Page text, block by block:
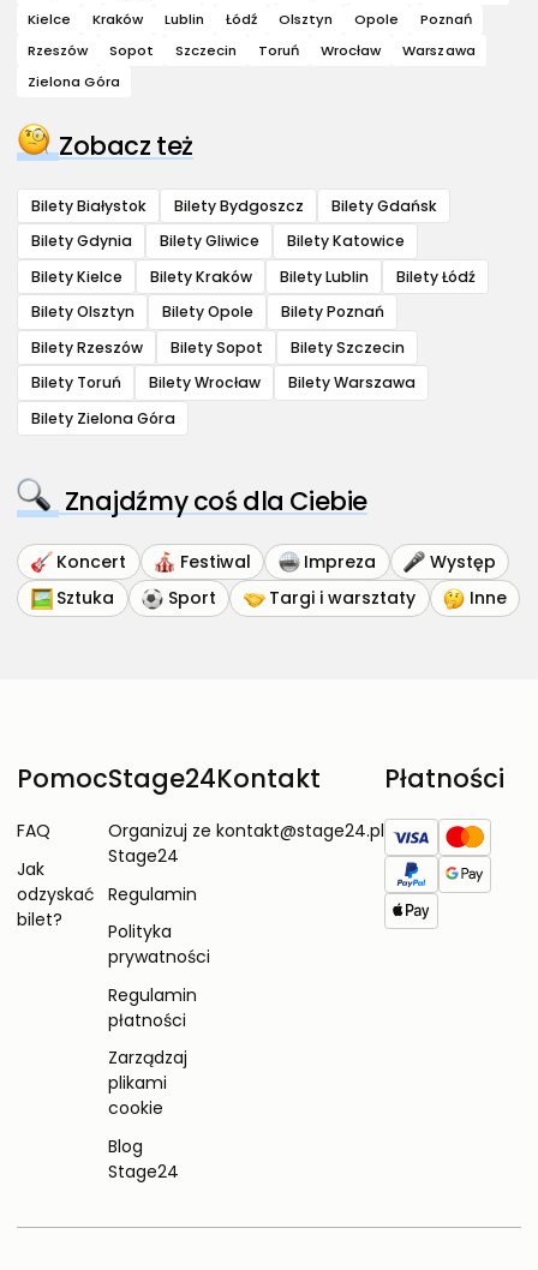
Kielce
Kraków Lublin Łódź Olsztyn Opole
Poznań
Rzeszów
Sopot Szczecin Toruń Wrocław
Warszawa
Zielona Góra
Zobacz też
Bilety Białystok Bilety Bydgoszcz
Bilety Gdańsk
Bilety Gdynia
Bilety Gliwice
Bilety Katowice
Bilety Kielce
Bilety Kraków Bilety Lublin
Bilety Łódź
Bilety Olsztyn
Bilety Opole
Bilety Poznań
Bilety Rzeszów
Bilety Sopot
Bilety Szczecin
Bilety Toruń
Bilety Wrocław
Bilety Warszawa
Bilety Zielona Góra
Znajdźmy coś dla Ciebie
Koncert Festiwal Impreza
Występ
Sztuka
Sport Targi i warsztaty Inne
Pomoc
FAQ
Jak
odzyskać
bilet?
Stage24
Organizuj ze
Stage24
Regulamin
Polityka
prywatności
Regulamin
płatności
Zarządzaj
plikami
cookie
Blog
Stage24
Kontakt
kontakt@stage24.pl
Płatności